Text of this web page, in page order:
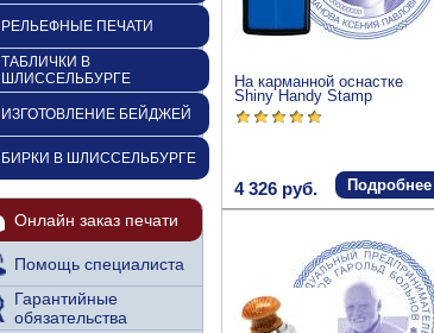
На карманной оснастке
Shiny Handy Stamp
4 326 руб. Подробнее
РЕЛЬЕФНЫЕ ПЕЧАТИ
ТАБЛИЧКИ В
ШЛИССЕЛЬБУРГЕ
ИЗГОТОВЛЕНИЕ БЕЙДЖЕЙ
БИРКИ В ШЛИССЕЛЬБУРГЕ
Онлайн заказ печати
Помощь специалиста
Гарантийные
обязательства